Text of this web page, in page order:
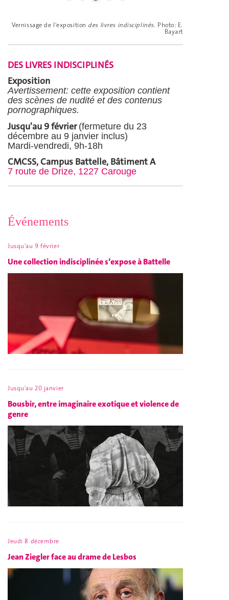
Vernissage de l'exposition des livres indisciplinés. Photo: E.
Bayart
DES LIVRES INDISCIPLINÉS
Exposition
Avertissement: cette exposition contient
des scènes de nudité et des contenus
pornographiques.
Jusqu'au 9 février (fermeture du 23
décembre au 9 janvier inclus)
Mardi-vendredi, 9h-18h
CMCSS, Campus Battelle, Bâtiment A
7 route de Drize, 1227 Carouge
Événements
Jusqu'au 9 février
Une collection indisciplinée s’expose à Battelle
Jusqu'au 20 janvier
Bousbir, entre imaginaire exotique et violence de
genre
Jeudi 8 décembre
Jean Ziegler face au drame de Lesbos